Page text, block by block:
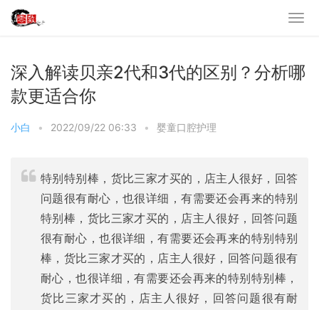
深入解读贝亲2代和3代的区别？分析哪
款更适合你
小白 • 2022/09/22 06:33 • 婴童口腔护理
特别特别棒，货比三家才买的，店主人很好，回答
问题很有耐心，也很详细，有需要还会再来的特别
特别棒，货比三家才买的，店主人很好，回答问题
很有耐心，也很详细，有需要还会再来的特别特别
棒，货比三家才买的，店主人很好，回答问题很有
耐心，也很详细，有需要还会再来的特别特别棒，
货比三家才买的，店主人很好，回答问题很有耐